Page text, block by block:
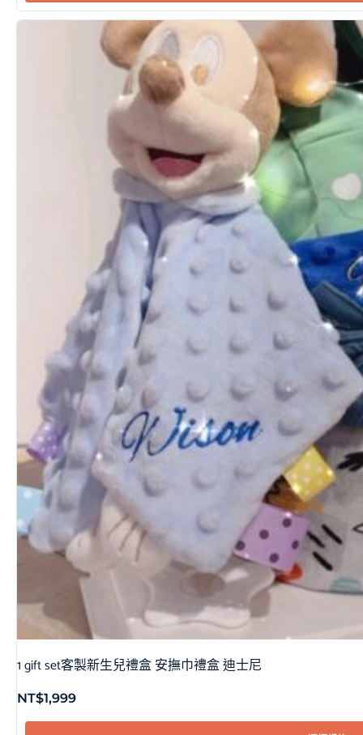
1 gift set客製新生兒禮盒 安撫巾禮盒 迪士尼
NT$1,999